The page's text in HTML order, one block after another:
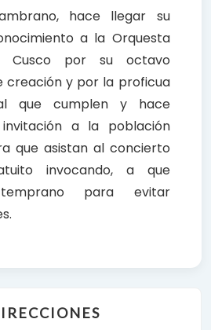
hace llegar su
a la Orquesta
Cusco por su octavo
creación y por la proficua
que cumplen y hace
a la población
que asistan al concierto
invocando, a que
para evitar